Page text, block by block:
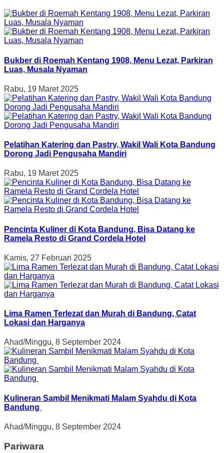
Bukber di Roemah Kentang 1908, Menu Lezat, Parkiran
Luas, Musala Nyaman
Rabu, 19 Maret 2025
Pelatihan Katering dan Pastry, Wakil Wali Kota Bandung
Dorong Jadi Pengusaha Mandiri
Rabu, 19 Maret 2025
Pencinta Kuliner di Kota Bandung, Bisa Datang ke
Ramela Resto di Grand Cordela Hotel
Kamis, 27 Februari 2025
Lima Ramen Terlezat dan Murah di Bandung, Catat
Lokasi dan Harganya
Ahad/Minggu, 8 September 2024
Kulineran Sambil Menikmati Malam Syahdu di Kota
Bandung
Ahad/Minggu, 8 September 2024
Pariwara